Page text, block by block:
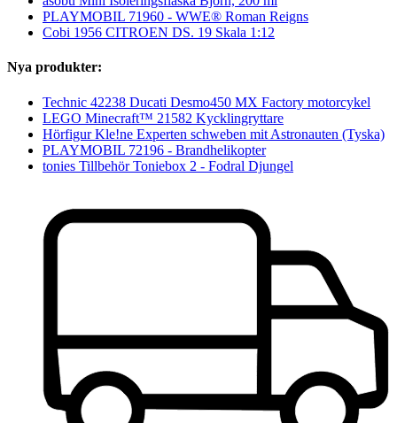
PLAYMOBIL 71960 - WWE® Roman Reigns
Cobi 1956 CITROEN DS. 19 Skala 1:12
Nya produkter:
Technic 42238 Ducati Desmo450 MX Factory motorcykel
LEGO Minecraft™ 21582 Kycklingryttare
Hörfigur Kle!ne Experten schweben mit Astronauten (Tyska)
PLAYMOBIL 72196 - Brandhelikopter
tonies Tillbehör Toniebox 2 - Fodral Djungel